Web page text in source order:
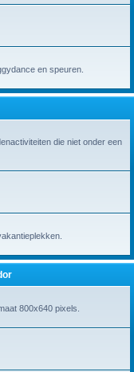
en speuren.
die niet onder een
800x640 pixels.